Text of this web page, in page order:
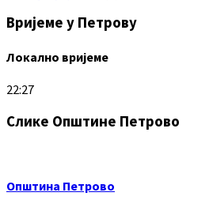
Вријеме у Петрову
Локално вријеме
22:27
Слике Општине Петрово
Општина Петрово